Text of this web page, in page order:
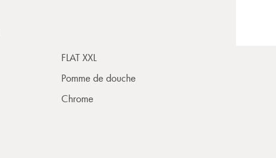
FLAT XXL
Pomme de douche
Chrome